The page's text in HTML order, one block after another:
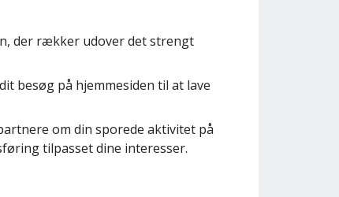
der rækker udover det strengt
besøg på hjemmesiden til at lave
om din sporede aktivitet på
tilpasset dine interesser.